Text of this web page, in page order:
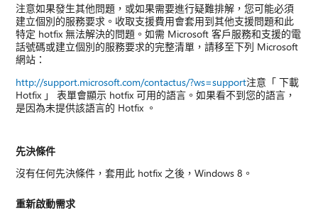
注意如果發生其他問題，或如果需要進行疑難排解，您可能必須
建立個別的服務要求。收取支援費用會套用到其他支援問題和此
特定 hotfix 無法解決的問題。如需 Microsoft 客戶服務和支援的電
話號碼或建立個別的服務要求的完整清單，請移至下列 Microsoft
網站：
http://support.microsoft.com/contactus/?ws=support注意「 下載
Hotfix 」 表單會顯示 hotfix 可用的語言。如果看不到您的語言，
是因為未提供該語言的 Hotfix 。
先決條件
沒有任何先決條件，套用此 hotfix 之後，Windows 8。
重新啟動需求